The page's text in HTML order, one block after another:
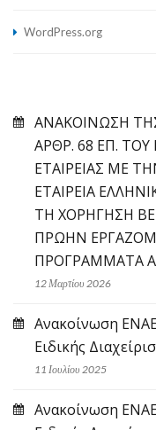
WordPress.org
ΑΝΑΚΟΙΝΩΣΗ ΤΗΣ
ΑΡΘΡ. 68 ΕΠ.
ΕΤΑΙΡΕΙΑΣ ΜΕ
ΕΤΑΙΡΕΙΑ
ΤΗ ΧΟΡΗΓΗΣΗ
ΠΡΩΗΝ
ΠΡΟΓΡΑΜΜΑΤΑ
12 Μαρτίου 2026
Ανακοίνωση
Ειδικής
11 Ιουλίου 2025
Ανακοίνωση